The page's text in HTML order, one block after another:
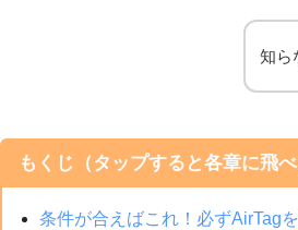
知ら
もくじ（タップすると各章に飛べ
条件が合えばこれ！必ずAirTag